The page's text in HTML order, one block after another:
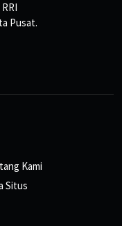
Pusat.
Kami
Situs